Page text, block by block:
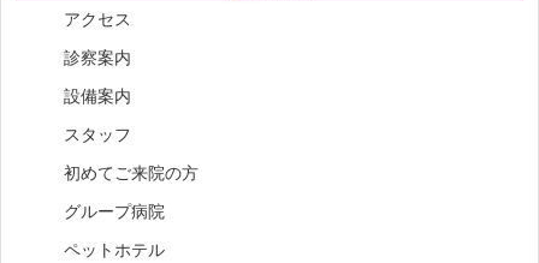
アクセス
診察案内
設備案内
スタッフ
初めてご来院の方
グループ病院
ペットホテル